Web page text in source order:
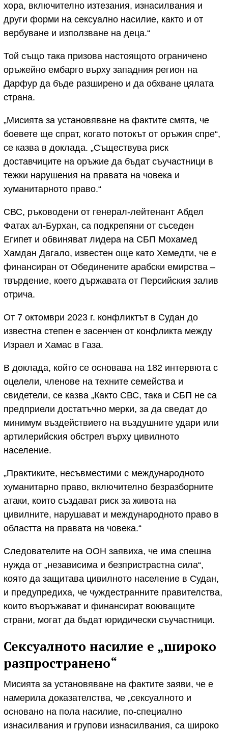
хора, включително изтезания, изнасилвания и
други форми на сексуално насилие, както и от
вербуване и използване на деца.“
Той също така призова настоящото ограничено
оръжейно ембарго върху западния регион на
Дарфур да бъде разширено и да обхване цялата
страна.
„Мисията за установяване на фактите смята, че
боевете ще спрат, когато потокът от оръжия спре“,
се казва в доклада. „Съществува риск
доставчиците на оръжие да бъдат съучастници в
тежки нарушения на правата на човека и
хуманитарното право.“
СВС, ръководени от генерал-лейтенант Абдел
Фатах ал-Бурхан, са подкрепяни от съседен
Египет и обвиняват лидера на СБП Мохамед
Хамдан Дагало, известен още като Хемедти, че е
финансиран от Обединените арабски емирства –
твърдение, което държавата от Персийския залив
отрича.
От 7 октомври 2023 г. конфликтът в Судан до
известна степен е засенчен от конфликта между
Израел и Хамас в Газа.
В доклада, който се основава на 182 интервюта с
оцелели, членове на техните семейства и
свидетели, се казва „Както СВС, така и СБП не са
предприели достатъчно мерки, за да сведат до
минимум въздействието на въздушните удари или
артилерийския обстрел върху цивилното
население.
„Практиките, несъвместими с международното
хуманитарно право, включително безразборните
атаки, които създават риск за живота на
цивилните, нарушават и международното право в
областта на правата на човека.“
Следователите на ООН заявиха, че има спешна
нужда от „независима и безпристрастна сила“,
която да защитава цивилното население в Судан,
и предупредиха, че чуждестранните правителства,
които въоръжават и финансират воюващите
страни, могат да бъдат юридически съучастници.
Сексуалното насилие е „широко
разпространено“
Мисията за установяване на фактите заяви, че е
намерила доказателства, че „сексуалното и
основано на пола насилие, по-специално
изнасилвания и групови изнасилвания, са широко